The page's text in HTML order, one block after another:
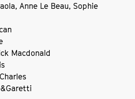
Anne Le Beau, Sophie
Macdonald